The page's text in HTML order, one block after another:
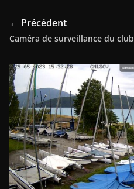
← Précédent
Caméra de surveillance du club